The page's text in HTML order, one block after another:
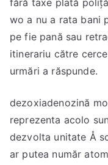
wo a nu a rata bani
pe fie pană sau
itinerariu către
urmări a răspunde.
dezoxiadenozină
reprezenta acolo
dezvolta unitate Å
ar putea număr